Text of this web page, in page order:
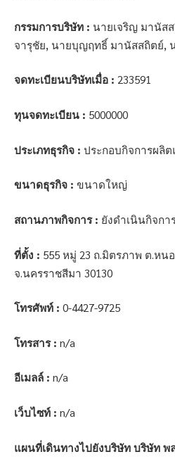
กรรมการบริษัท : นายเจริญ มานัส
จารุชัย, นายบุญฤทธิ์ มานัสสถิตย์,
จดทะเบียนบริษัทเมื่อ : 233591
ทุนจดทะเบียน : 5000000
ประเภทธุรกิจ : ประกอบกิจการผลิ
ขนาดธุรกิจ : ขนาดใหญ่
สถานภาพกิจการ : ยังดำเนินกิจกา
ที่ตั้ง : 555 หมู่ 23 ถ.มิตรภาพ ต.หน
จ.นครราชสีมา 30130
โทรศัพท์ : 0-4427-9725
โทรสาร : n/a
อีเมลล์ : n/a
เว็บไซท์ : n/a
แผนที่เดินทางไปยังบริษัท บริษัท พ